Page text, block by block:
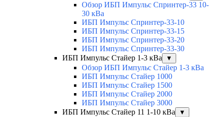
Обзор ИБП Импульс Спринтер-33 10-
30 кВа
ИБП Импульс Спринтер-33-10
ИБП Импульс Спринтер-33-15
ИБП Импульс Спринтер-33-20
ИБП Импульс Спринтер-33-30
ИБП Импульс Стайер 1-3 кВа
▼
Обзор ИБП Импульс Стайер 1-3 кВа
ИБП Импульс Стайер 1000
ИБП Импульс Стайер 1500
ИБП Импульс Стайер 2000
ИБП Импульс Стайер 3000
ИБП Импульс Стайер 11 1-10 кВа
▼